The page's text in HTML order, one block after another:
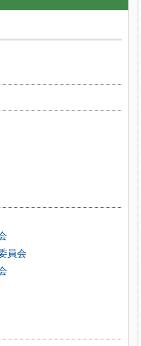
員会